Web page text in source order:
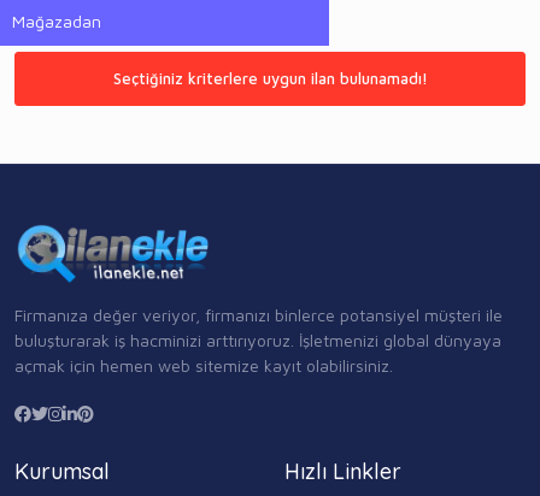
Mağazadan
Seçtiğiniz kriterlere uygun ilan bulunamadı!
Firmanıza değer veriyor, firmanızı binlerce potansiyel müşteri ile
buluşturarak iş hacminizi arttırıyoruz. İşletmenizi global dünyaya
açmak için hemen web sitemize kayıt olabilirsiniz.
Kurumsal Hızlı Linkler